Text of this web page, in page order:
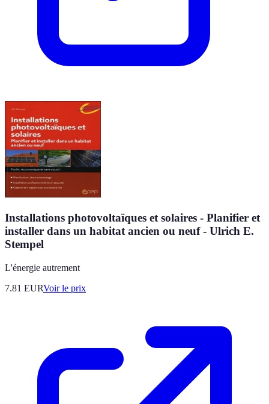
Installations photovoltaïques et solaires - Planifier et
installer dans un habitat ancien ou neuf - Ulrich E.
Stempel
L'énergie autrement
7.81 EURVoir le prix